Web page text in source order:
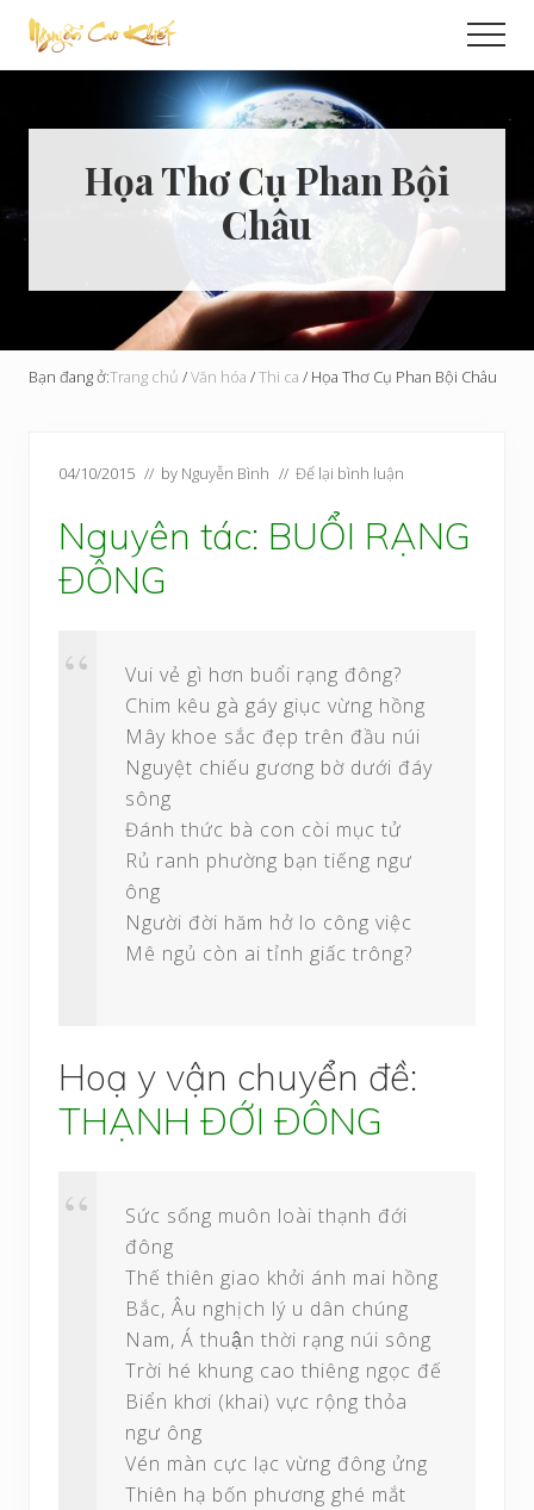
Menu
Skip
main
qua
primary
Cải
Cầu
Họa Thơ Cụ Phan Bội
Châu
Bạn đang ở:Trang chủ /Văn hóa /Thi ca / Họa Thơ Cụ Phan Bội Châu
04/10/2015 // by Nguyễn Bình // Để lại bình luận
Nguyên tác: BUỔI RẠNG
ĐÔNG
Vui vẻ gì hơn buổi rạng đông?
Chim kêu gà gáy giục vừng hồng
Mây khoe sắc đẹp trên đầu núi
Nguyệt chiếu gương bờ dưới đáy
sông
Đánh thức bà con còi mục tử
Rủ ranh phường bạn tiếng ngư
ông
Người đời hăm hở lo công việc
Mê ngủ còn ai tỉnh giấc trông?
Hoạ y vận chuyển đề:
THẠNH ĐỚI ĐÔNG
Sức sống muôn loài thạnh đới
đông
Thế thiên giao khởi ánh mai hồng
Bắc, Âu nghịch lý u dân chúng
Nam, Á thuận thời rạng núi sông
Trời hé khung cao thiêng ngọc đế
Biển khơi (khai) vực rộng thỏa
ngư ông
Vén màn cực lạc vừng đông ửng
Thiên hạ bốn phương ghé mắt